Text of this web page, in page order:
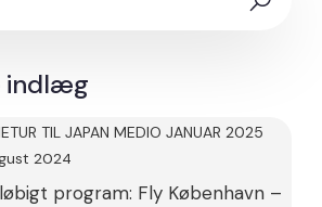
indlæg
TIL JAPAN MEDIO JANUAR 2025
2024
program: Fly København –